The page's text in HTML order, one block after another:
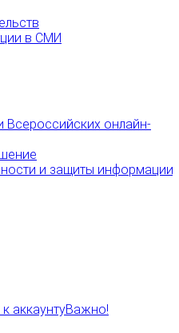
в СМИ
онлайн-
и защиты информации
аккаунтуВажно!